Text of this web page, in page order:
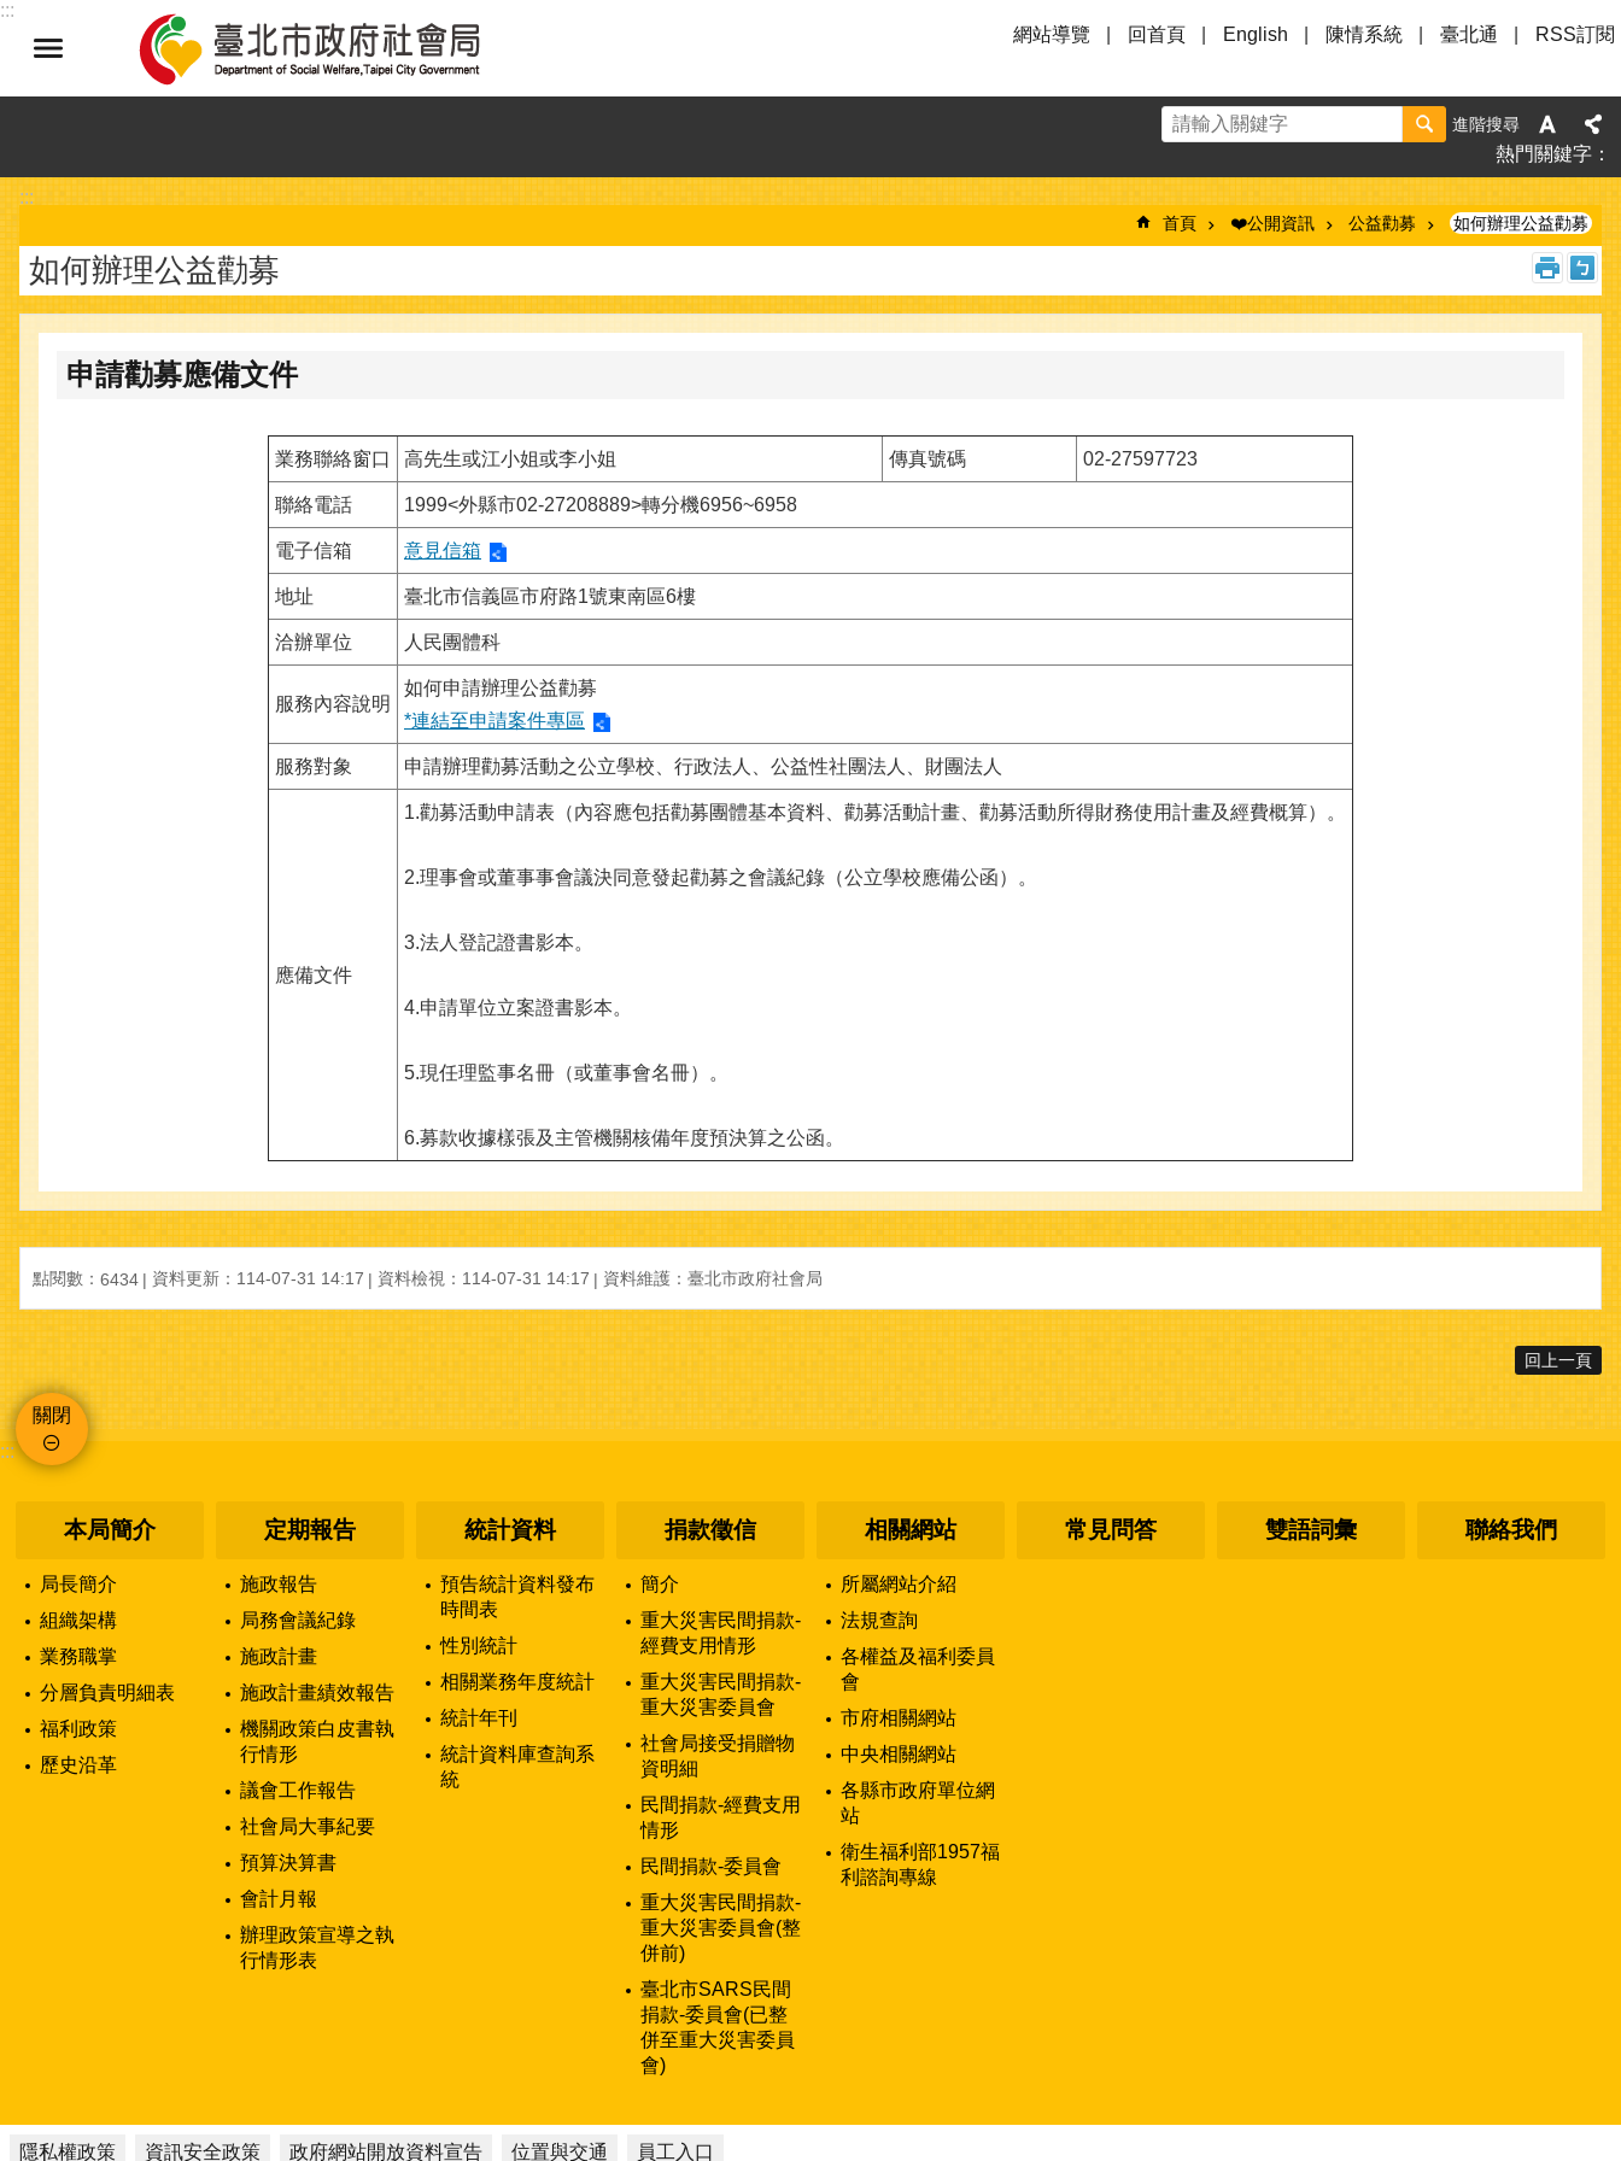
跳到主要內容區塊
:::
網站導覽
回首頁 English 陳情系統 臺北通 RSS訂閱
進階搜尋
熱門關鍵字
:::
首頁 ❤️公開資訊 公益勸募 如何辦理公益勸募
如何辦理公益勸募
申請勸募應備文件
業務聯絡窗口 高先生或江小姐或李小姐 傳真號碼 02-27597723
聯絡電話 1999<外縣市02-27208889>轉分機6956~6958
電子信箱 意見信箱
地址 臺北市信義區市府路1號東南區6樓
洽辦單位 人民團體科
服務內容說明
如何申請辦理公益勸募
*連結至申請案件專區
服務對象 申請辦理勸募活動之公立學校、行政法人、公益性社團法人、財團法人
應備文件
1.勸募活動申請表（內容應包括勸募團體基本資料、勸募活動計畫、勸募活動所得財務使用計畫及經費概算）。
2.理事會或董事事會議決同意發起勸募之會議紀錄（公立學校應備公函）。
3.法人登記證書影本。
4.申請單位立案證書影本。
5.現任理監事名冊（或董事會名冊）。
6.募款收據樣張及主管機關核備年度預決算之公函。
點閱數： 6434 資料更新：114-07-31 14:17 資料檢視：114-07-31 14:17 資料維護：臺北市政府社會局
回上一頁
關閉
:::
本局簡介
局長簡介
組織架構
業務職掌
分層負責明細表
福利政策
歷史沿革
定期報告
施政報告
局務會議紀錄
施政計畫
施政計畫績效報告
機關政策白皮書執
行情形
議會工作報告
社會局大事紀要
預算決算書
會計月報
辦理政策宣導之執
行情形表
統計資料
預告統計資料發布
時間表
性別統計
相關業務年度統計
統計年刊
統計資料庫查詢系
統
捐款徵信
簡介
重大災害民間捐款-
經費支用情形
重大災害民間捐款-
重大災害委員會
社會局接受捐贈物
資明細
民間捐款-經費支用
情形
民間捐款-委員會
重大災害民間捐款-
重大災害委員會(整
併前)
臺北市SARS民間
捐款-委員會(已整
併至重大災害委員
會)
相關網站
所屬網站介紹
法規查詢
各權益及福利委員
會
市府相關網站
中央相關網站
各縣市政府單位網
站
衛生福利部1957福
利諮詢專線
常見問答 雙語詞彙 聯絡我們
隱私權政策 資訊安全政策 政府網站開放資料宣告 位置與交通 員工入口